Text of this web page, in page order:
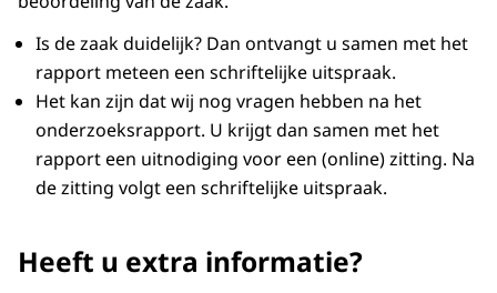
Is de zaak duidelijk? Dan ontvangt u samen met het
rapport meteen een schriftelijke uitspraak.
Het kan zijn dat wij nog vragen hebben na het
onderzoeksrapport. U krijgt dan samen met het
rapport een uitnodiging voor een (online) zitting. Na
de zitting volgt een schriftelijke uitspraak.
Heeft u extra informatie?